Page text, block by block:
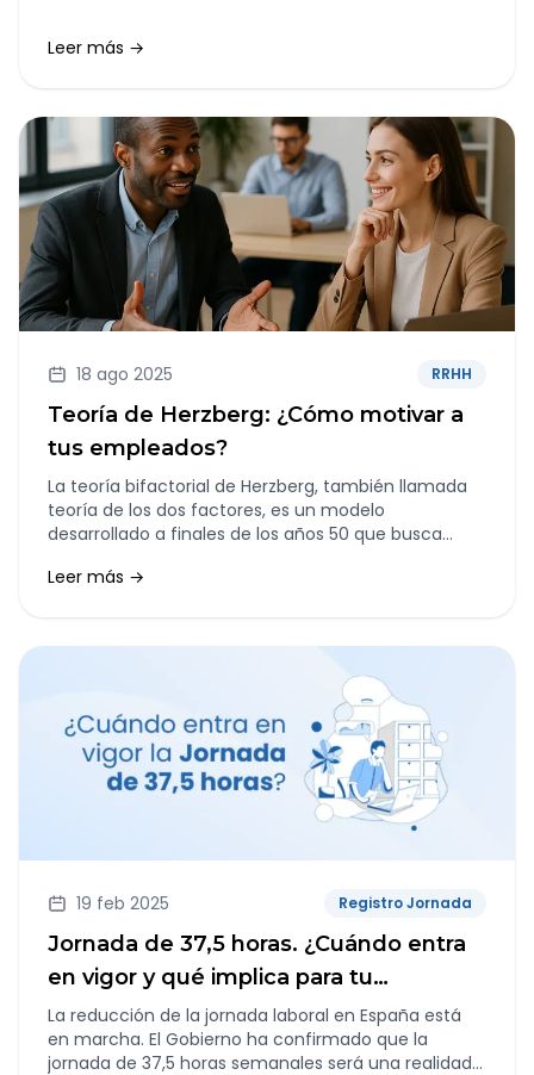
Leer más →
18 ago 2025 RRHH
Teoría de Herzberg: ¿Cómo motivar a
tus empleados?
La teoría bifactorial de Herzberg, también llamada
teoría de los dos factores, es un modelo
desarrollado a finales de los años 50 que busca
satisfacción en el trabajo
Leer más →
19 feb 2025 Registro Jornada
Jornada de 37,5 horas. ¿Cuándo entra
en vigor y qué implica para tu
empresa?
La reducción de la jornada laboral en España está
en marcha. El Gobierno ha confirmado que la
jornada de 37,5 horas semanales será una realidad